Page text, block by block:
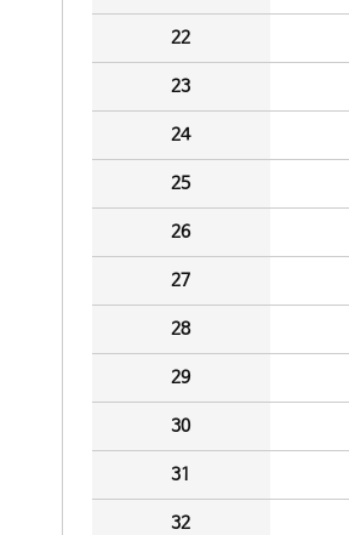
22
23
24
25
26
27
28
29
30
31
32